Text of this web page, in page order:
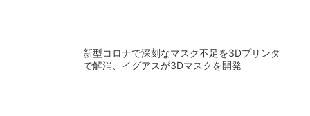
新型コロナで深刻なマスク不足を3Dプリンタ
で解消、イグアスが3Dマスクを開発